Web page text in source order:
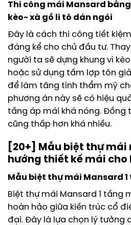
Thi công mái Mansard
kèo- xà gồ li tô dán ngói
Đây là cách thi công tiết
đáng kể cho chủ đầu tư.
người ta sẽ dựng khung vì
hoặc sử dụng tấm lợp tôn
để làm tăng tính thẩm mỹ
phương án này sẽ có hiệu
tầng áp mái khá nóng. Đồng
cũng thấp hơn khá nhiều.
[20+] Mẫu biệt thự mái
hướng thiết kế mái cho
Mẫu biệt thự mái Mansard
Biệt thự mái Mansard 1 tầng
hoàn hảo giữa kiến trúc cổ
đại. Đây là lựa chọn lý tưởng